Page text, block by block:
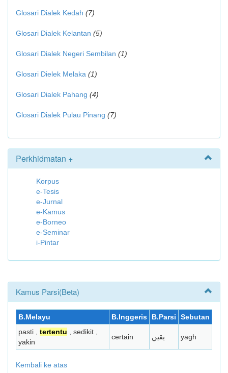
Glosari Dialek Kedah (7)
Glosari Dialek Kelantan (5)
Glosari Dialek Negeri Sembilan (1)
Glosari Dielek Melaka (1)
Glosari Dialek Pahang (4)
Glosari Dialek Pulau Pinang (7)
Perkhidmatan +
Korpus
e-Tesis
e-Jurnal
e-Kamus
e-Borneo
e-Seminar
i-Pintar
Kamus Parsi(Beta)
B.Melayu B.Inggeris B.Parsi
Sebutan
pasti , tertentu , sedikit ,
yakin
certain يقين yagh
Kembali ke atas